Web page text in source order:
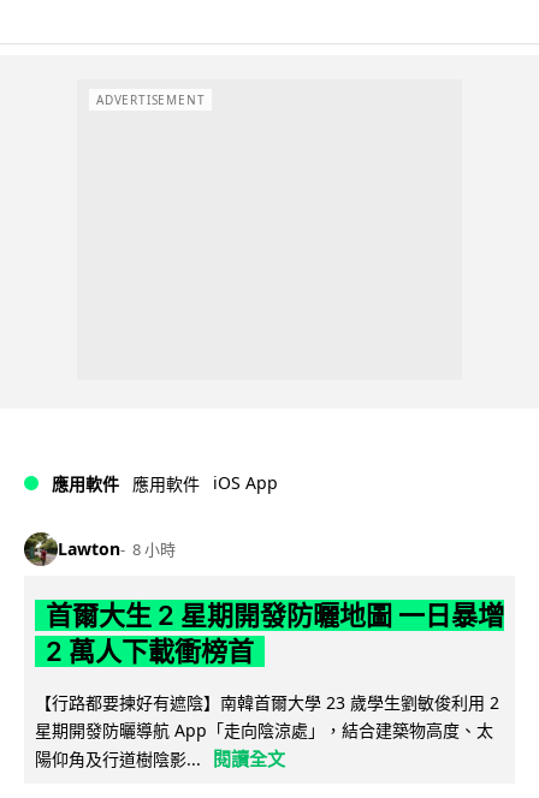
ADVERTISEMENT
應用軟件 應用軟件 iOS App
Lawton 8 小時
首爾大生 2 星期開發防曬地圖 一日暴增
2 萬人下載衝榜首
【行路都要揀好有遮陰】南韓首爾大學 23 歲學生劉敏俊利用 2
星期開發防曬導航 App「走向陰涼處」，結合建築物高度、太
陽仰角及行道樹陰影...
閱讀全文